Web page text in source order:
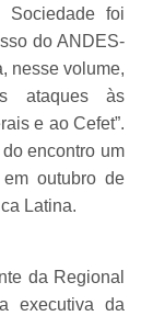
foi
do ANDES-
nesse volume,
ataques às
e ao Cefet”.
encontro um
outubro de
Latina.
da Regional
executiva da